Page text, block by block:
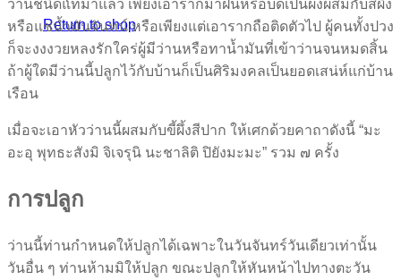
Return to shop
ว่านชนิดแท้มาแล้ว เพียงเอารากมาฝนหรือบดเป็นผงผสมกับสีผึ้ง
หรือแช่น้ำมันจันทน์ หรือเพียงแต่เอารากถือติดตัวไป ผู้คนทั้งปวง
ก็จะงงงวยหลงรักใคร่ผู้มีว่านหรือทาน้ำมันที่เข้าว่านจนหมดสิ้น
ถ้าผู้ใดมีว่านนี้ปลูกไว้กับบ้านก็เป็นศิริมงคลเป็นยอดเสน่ห์แก่บ้าน
เรือน
เมื่อจะเอาหัวว่านนี้ผสมกับขี้ผึ้งสีปาก ให้เศกด้วยคาถาดังนี้ “มะ
อะอุ พุทธะสังมิ จิเจรุนิ นะชาลิติ ปิยังมะมะ” รวม ๗ ครั้ง
การปลูก
ว่านนี้ท่านกำหนดให้ปลูกได้เฉพาะในวันจันทร์วันเดียวเท่านั้น
วันอื่น ๆ ท่านห้ามมิให้ปลูก ขณะปลูกให้หันหน้าไปทางตะวัน